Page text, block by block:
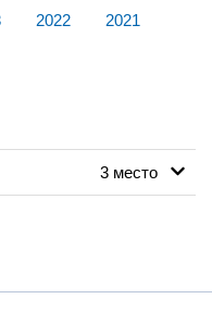
2022 2021
3 место